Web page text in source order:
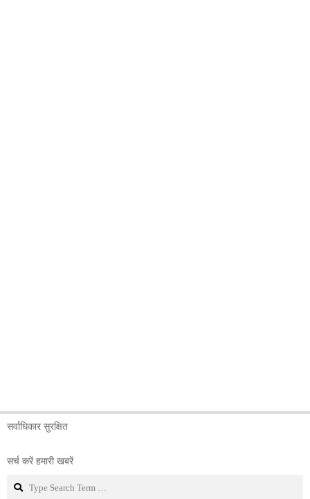
सर्वाधिकार सुरक्षित
सर्च करें हमारी खबरें